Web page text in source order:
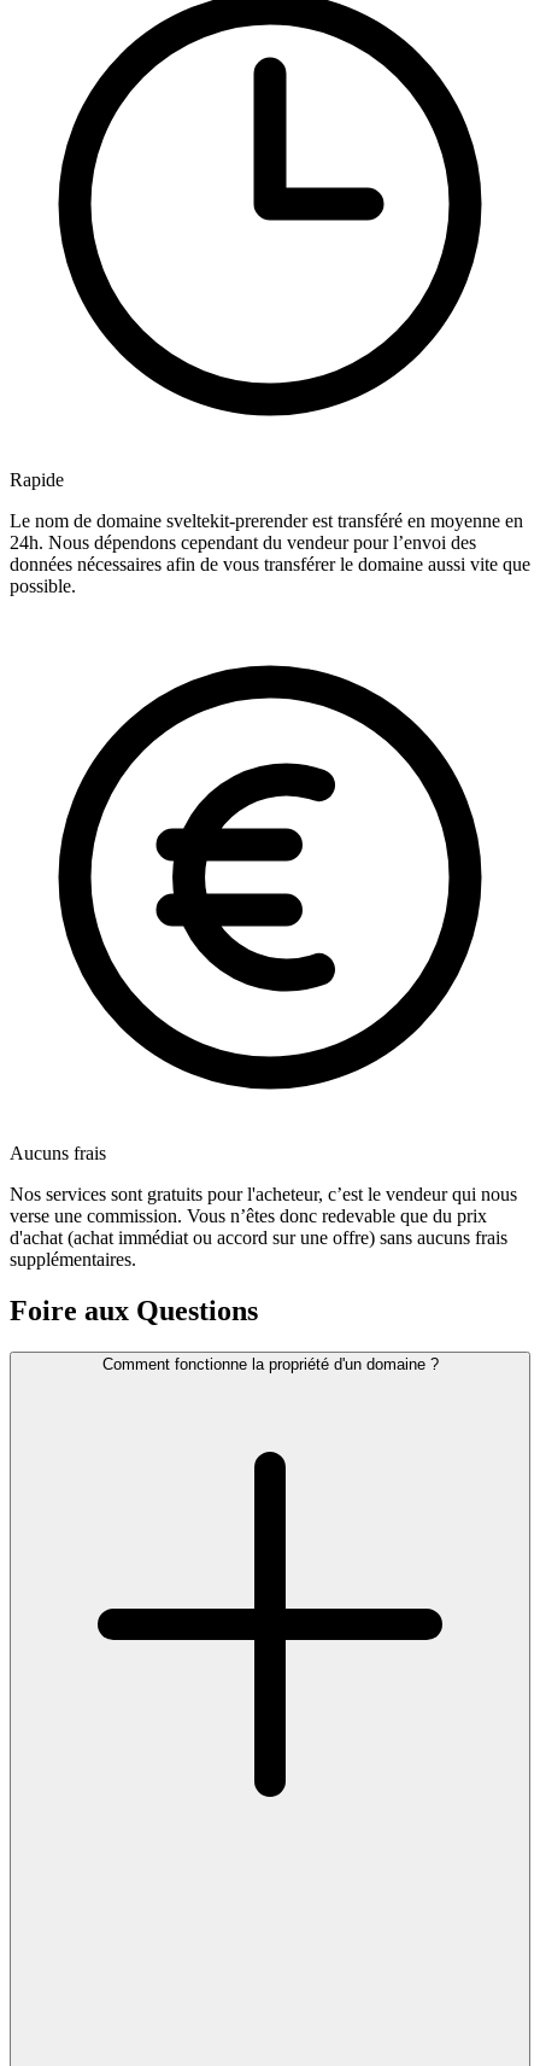
Rapide
Le nom de domaine sveltekit-prerender est transféré en moyenne en
24h. Nous dépendons cependant du vendeur pour l’envoi des
données nécessaires afin de vous transférer le domaine aussi vite que
possible.
Aucuns frais
Nos services sont gratuits pour l'acheteur, c’est le vendeur qui nous
verse une commission. Vous n’êtes donc redevable que du prix
d'achat (achat immédiat ou accord sur une offre) sans aucuns frais
supplémentaires.
Foire aux Questions
Comment fonctionne la propriété d'un domaine ?